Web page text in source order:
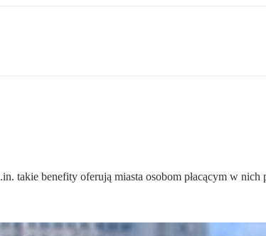
takie benefity oferują miasta osobom płacącym w nich